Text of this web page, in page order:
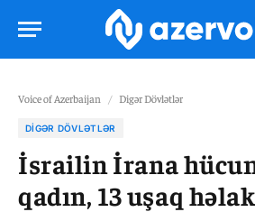
Voice of Azerbaijan / Digər Dövlətlər
DIGƏR DÖVLƏTLƏR
İsrailin İrana
qadın, 13 uşaq